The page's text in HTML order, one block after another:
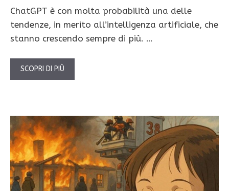
ChatGPT è con molta probabilità una delle
tendenze, in merito all’intelligenza artificiale, che
stanno crescendo sempre di più. …
SCOPRI DI PIÙ